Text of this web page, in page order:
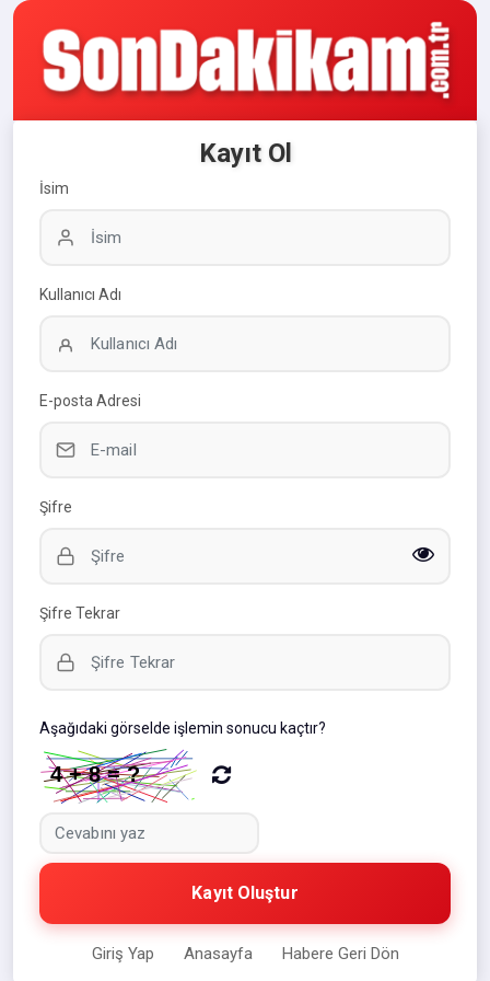
Kayıt Ol
İsim
Kullanıcı Adı
E-posta Adresi
Şifre
Şifre Tekrar
Aşağıdaki görselde işlemin sonucu kaçtır?
Kayıt Oluştur
Giriş Yap Anasayfa Habere Geri Dön